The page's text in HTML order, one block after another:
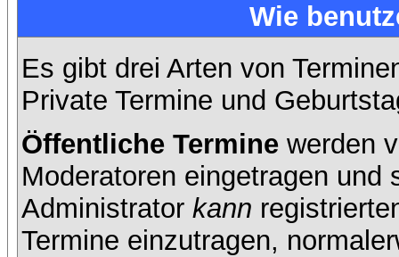
Wie
Es gibt drei Arten von
Private Termine und
Öffentliche Termine werden
Moderatoren eingetragen und
Administrator kann
Termine einzutragen,